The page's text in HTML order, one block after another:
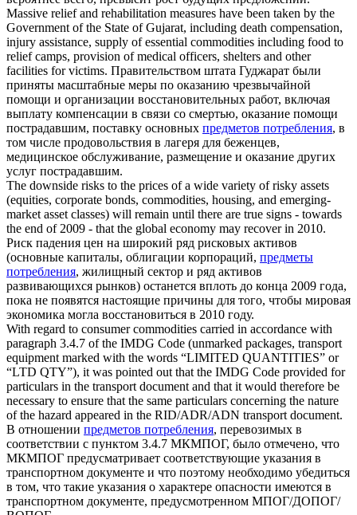
Massive relief and rehabilitation measures have been taken by the
Government of the State of Gujarat, including death compensation,
injury assistance, supply of essential commodities including food to
relief camps, provision of medical officers, shelters and other
facilities for victims. Правительством штата Гуджарат были
приняты масштабные меры по оказанию чрезвычайной
помощи и организации восстановительных работ, включая
выплату компенсации в связи со смертью, оказание помощи
пострадавшим, поставку основных предметов потребления, в
том числе продовольствия в лагеря для беженцев,
медицинское обслуживание, размещение и оказание других
услуг пострадавшим.
The downside risks to the prices of a wide variety of risky assets
(equities, corporate bonds, commodities, housing, and emerging-
market asset classes) will remain until there are true signs - towards
the end of 2009 - that the global economy may recover in 2010.
Риск падения цен на широкий ряд рисковых активов
(основные капиталы, облигации корпораций, предметы
потребления, жилищный сектор и ряд активов
развивающихся рынков) останется вплоть до конца 2009 года,
пока не появятся настоящие причины для того, чтобы мировая
экономика могла восстановиться в 2010 году.
With regard to consumercommodities carried in accordance with
paragraph 3.4.7 of the IMDG Code (unmarked packages, transport
equipment marked with the words “LIMITED QUANTITIES” or
“LTD QTY”), it was pointed out that the IMDG Code provided for
particulars in the transport document and that it would therefore be
necessary to ensure that the same particulars concerning the nature
of the hazard appeared in the RID/ADR/ADN transport document.
В отношении предметов потребления, перевозимых в
соответствии с пунктом 3.4.7 МКМПОГ, было отмечено, что
МКМПОГ предусматривает соответствующие указания в
транспортном документе и что поэтому необходимо убедиться
в том, что такие указания о характере опасности имеются в
транспортном документе, предусмотренном МПОГ/ДОПОГ/